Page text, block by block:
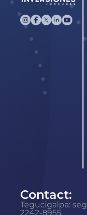
Contact:
Tegucigalpa:
2242-8955